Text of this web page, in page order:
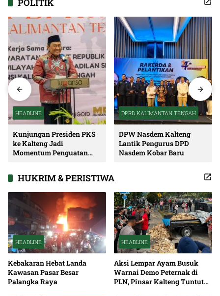
HEADLINE
Kunjungan Presiden PKS
ke Kalteng Jadi
Momentum Penguatan
DPRD KALIMANTAN TENGAH
DPW Nasdem Kalteng
Lantik Pengurus DPD
Nasdem Kobar Baru
HUKRIM & PERISTIWA
HEADLINE
Kebakaran Hebat Landa
Kawasan Pasar Besar
Palangka Raya
HEADLINE
Aksi Lempar Ayam Busuk
Warnai Demo Peternak di
PLN, Pinsar Kalteng Tuntut